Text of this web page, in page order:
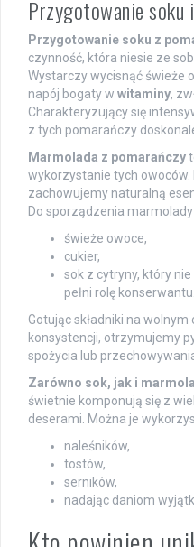
Przygotowanie soku
Przygotowanie soku z
czynność, która niesie ze
Wystarczy wycisnąć świeże
napój bogaty w witaminy,
Charakteryzujący się
z tych pomarańczy
Marmolada z pomarańczy
wykorzystanie tych
zachowujemy naturalną
Do sporządzenia
świeże owoce,
cukier,
sok z cytryny, który
pełni rolę konserwantu.
Gotując składniki na
konsystencji, otrzymujemy
spożycia lub
Zarówno sok, jak i
świetnie komponują się z
deserami. Można je
naleśników,
tostów,
serników,
nadając daniom